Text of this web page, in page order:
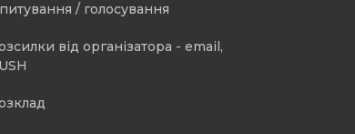
/ голосування
від організатора - email,